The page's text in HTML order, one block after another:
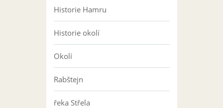
Historie Hamru
Historie okolí
Okolí
Rabštejn
řeka Střela